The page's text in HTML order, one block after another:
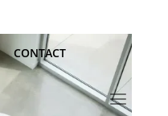
CONTACT